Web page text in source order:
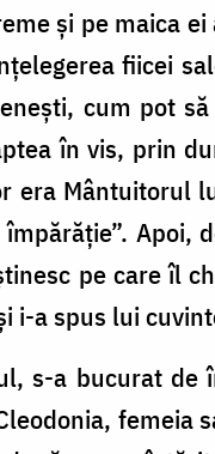
și pe maica
fiicei
cum pot
în vis, prin
era Mântuitorul
pe care îl
i-a spus lui
s-a bucurat